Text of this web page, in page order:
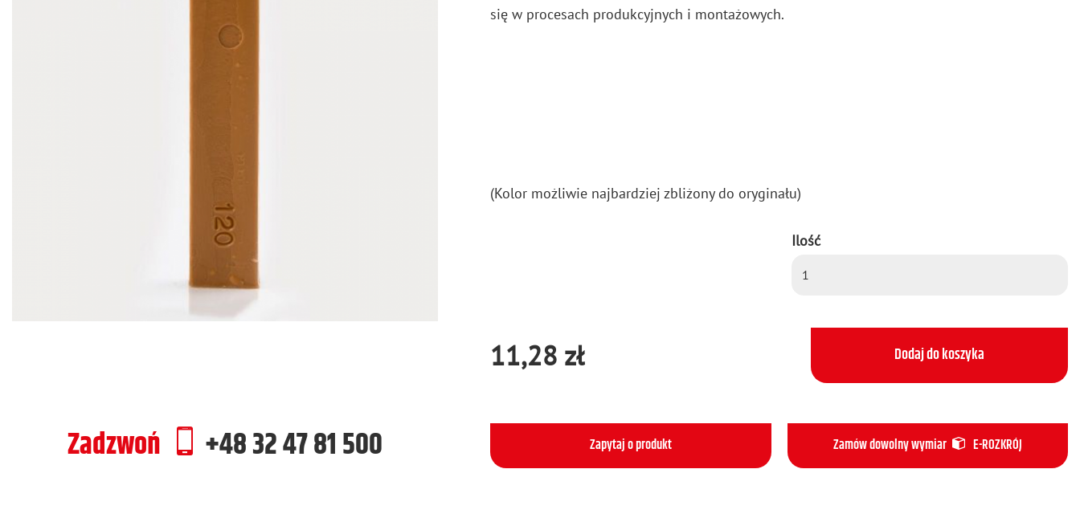
się w pro­ce­sach pro­duk­cyj­nych i mon­ta­żo­wych.
(Kolor moż­li­wie naj­bar­dziej zbli­żo­ny do ory­gi­na­łu)
Ilość
11,28 zł Dodaj do koszyka
Zadzwoń +48 32 47 81 500 Zapytaj o produkt Zamów dowolny wymiar E-ROZKRÓJ